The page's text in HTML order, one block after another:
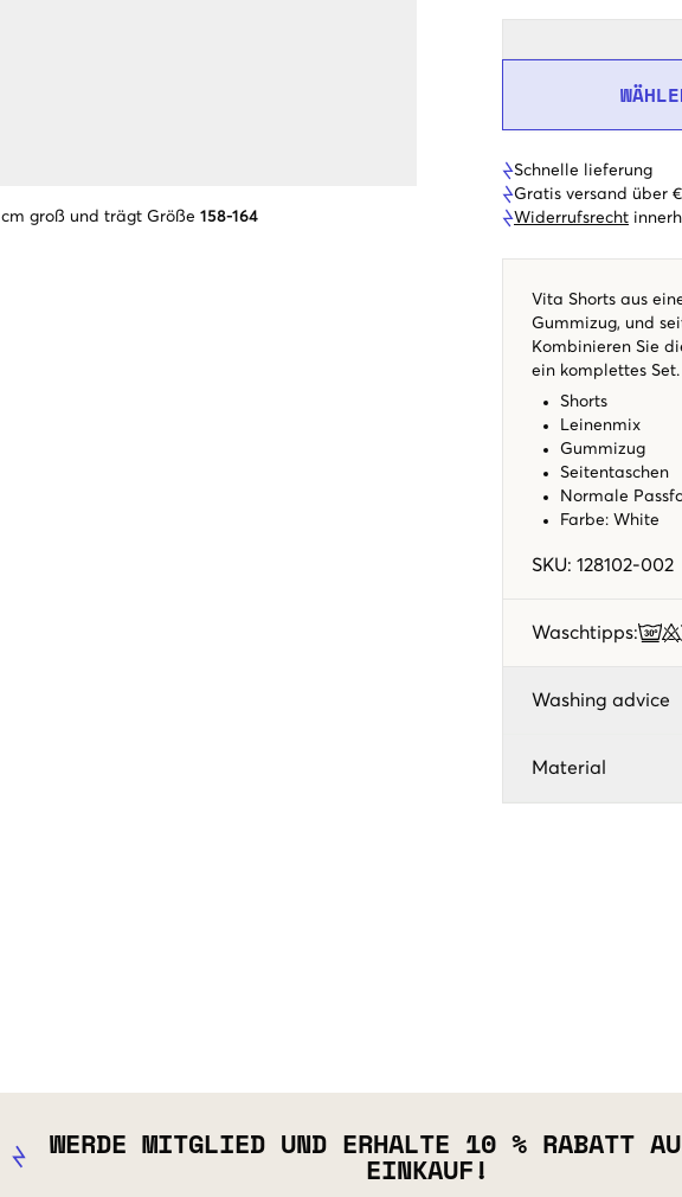
cm groß und trägt Größe 158-164
Schnelle lieferung
Gratis versand über
Widerrufsrecht
Vita Shorts aus
Gummizug, und
Kombinieren Sie
ein komplettes Set.
Shorts
Leinenmix
Gummizug
Seitentaschen
Normale
Farbe: White
SKU: 128102-002
Waschtipps:
Washing advice
Material
WERDE MITGLIED UND ERHALTE 10 % RABATT
EINKAUF!